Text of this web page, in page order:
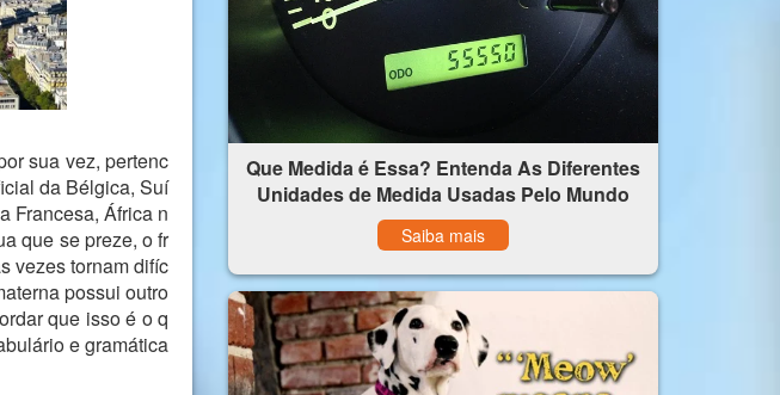
sua vez, pertenc
da Bélgica, Suí
Francesa, África n
que se preze, o fr
vezes tornam difíc
possui outro
que isso é o q
e gramática
Que Medida é Essa? Entenda As Diferentes
Unidades de Medida Usadas Pelo Mundo
Saiba mais